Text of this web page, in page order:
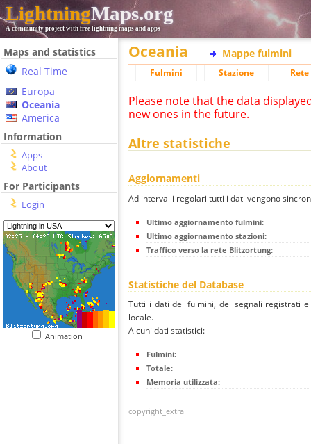
LightningMaps.org
A community project with free lightning maps and apps
Maps and statistics
Real Time
Europa
Oceania
America
Information
Apps
About
For Participants
Login
Animation
Oceania Mappe fulmini
Fulmini Stazione
Please note that the data
new ones in the future.
Altre statistiche
Aggiornamenti
Ad intervalli regolari tutti i dati vengono
Ultimo aggiornamento fulmini:
Ultimo aggiornamento stazioni:
Traffico verso la rete Blitzortung:
Statistiche del Database
Tutti i dati dei fulmini, dei segnali registrati
locale.
Alcuni dati statistici:
Fulmini:
Totale:
Memoria utilizzata:
copyright_extra